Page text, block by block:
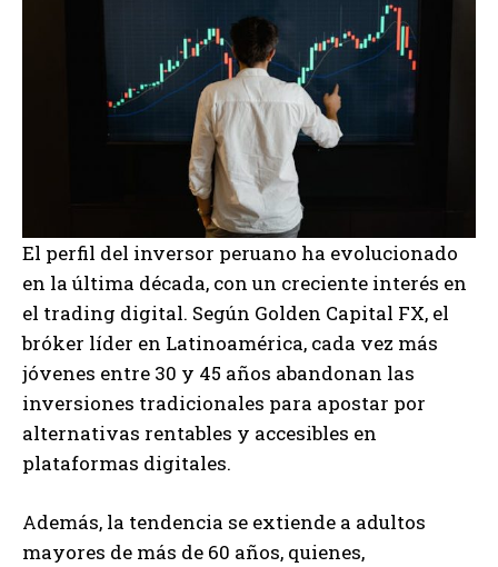
El perfil del inversor peruano ha evolucionado
en la última década, con un creciente interés en
el trading digital. Según Golden Capital FX, el
bróker líder en Latinoamérica, cada vez más
jóvenes entre 30 y 45 años abandonan las
inversiones tradicionales para apostar por
alternativas rentables y accesibles en
plataformas digitales.
Además, la tendencia se extiende a adultos
mayores de más de 60 años, quienes,